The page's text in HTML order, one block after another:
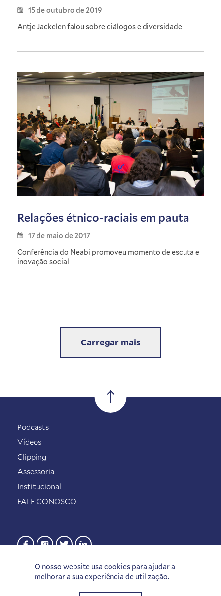
15 de outubro de 2019
Antje Jackelen falou sobre diálogos e diversidade
Relações étnico-raciais em pauta
17 de maio de 2017
Conferência do Neabi promoveu momento de escuta e
inovação social
Carregar mais
O nosso website usa cookies para ajudar a
melhorar a sua experiência de utilização.
Podcasts
Vídeos
Clipping
Assessoria
Institucional
FALE CONOSCO